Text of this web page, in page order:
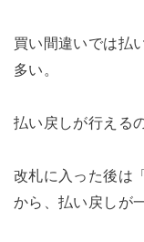
買い間違いでは払
多い。
払い戻しが行える
改札に入った後は
から、払い戻しが